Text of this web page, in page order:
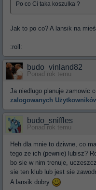
Po co Ci taka koszulka ?
Jak to po co? A lansik na
:roll:
budo_vinland82
Ponad rok temu
Ja niedlugo planuje zamowic
zalogowanych
budo_sniffles
Ponad rok temu
Heh dla mnie to dziwne, co
tego ze ich (pewnie) lubisz?
bo sie w nim trenuje,
sie ten klub lub jest sie
A lansik dobry